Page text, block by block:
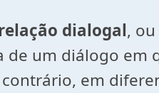
dialogal,
um diálogo
em